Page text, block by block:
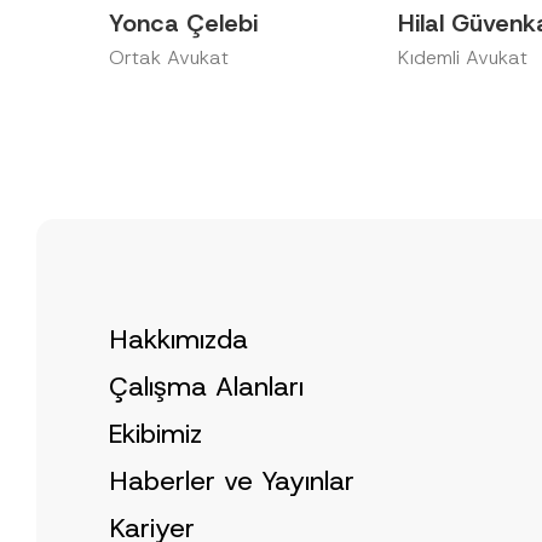
Yonca Çelebi
Ortak Avukat
Hilal
Kıdemli Avukat
Hakkımızda
Çalışma Alanları
Ekibimiz
Haberler ve Yayınlar
Kariyer